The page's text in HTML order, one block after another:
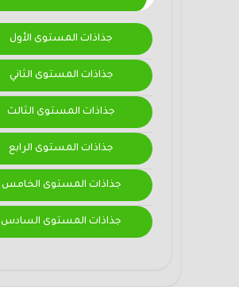
جذاذات المستوى الأول
جذاذات المستوى الثاني
جذاذات المستوى الثالث
جذاذات المستوى الرابع
جذاذات المستوى الخامس
جذاذات المستوى السادس